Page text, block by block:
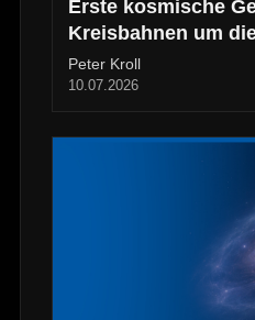
Erste kosmische
Kreisbahnen um
Peter Kroll
10.07.2026